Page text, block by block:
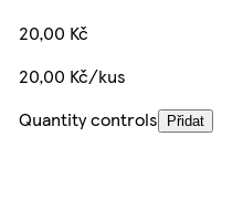
20,00 Kč
20,00 Kč/kus
Quantity controls
Přidat